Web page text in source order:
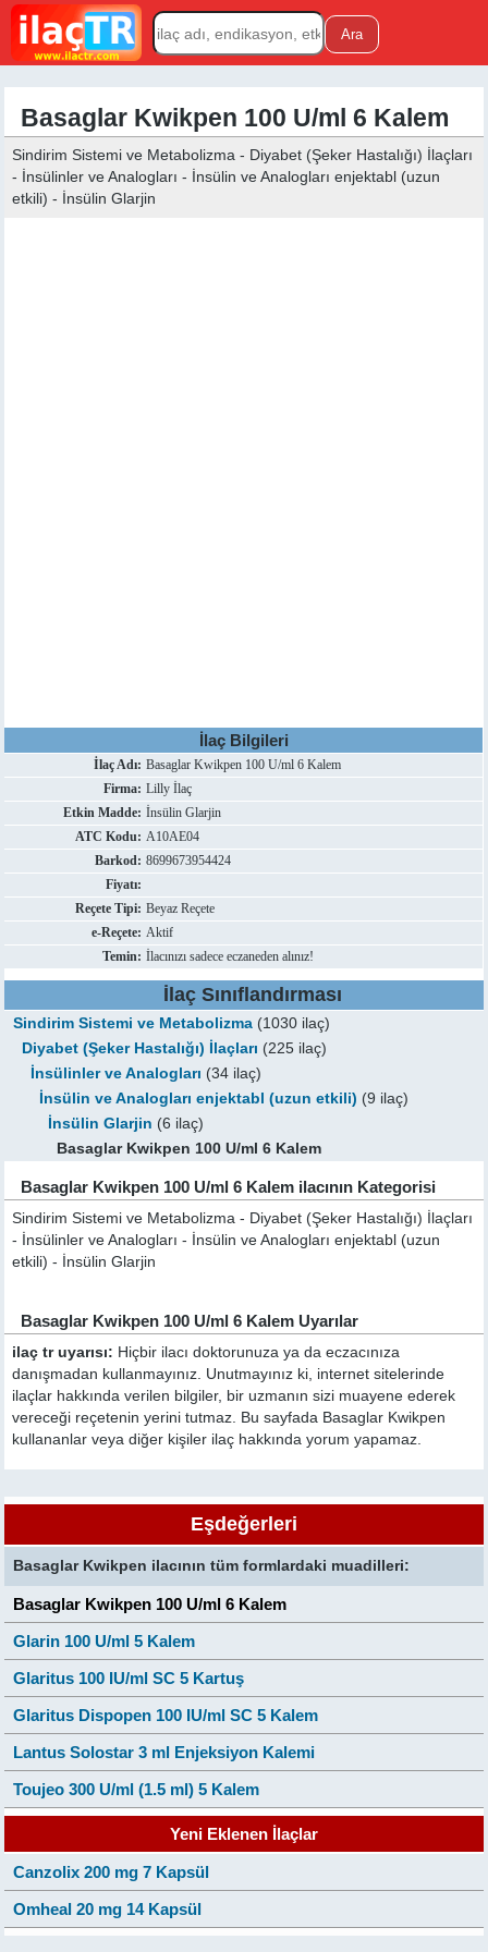
Basaglar Kwikpen 100 U/ml 6 Kalem
Sindirim Sistemi ve Metabolizma - Diyabet (Şeker Hastalığı) İlaçları
- İnsülinler ve Analogları - İnsülin ve Analogları enjektabl (uzun
etkili) - İnsülin Glarjin
İlaç Bilgileri
İlaç Adı: Basaglar Kwikpen 100 U/ml 6 Kalem
Firma: Lilly İlaç
Etkin Madde: İnsülin Glarjin
ATC Kodu: A10AE04
Barkod: 8699673954424
Fiyatı:
Reçete Tipi: Beyaz Reçete
e-Reçete: Aktif
Temin: İlacınızı sadece eczaneden alınız!
İlaç Sınıflandırması
Sindirim Sistemi ve Metabolizma (1030 ilaç)
Diyabet (Şeker Hastalığı) İlaçları (225 ilaç)
İnsülinler ve Analogları (34 ilaç)
İnsülin ve Analogları enjektabl (uzun etkili) (9 ilaç)
İnsülin Glarjin (6 ilaç)
Basaglar Kwikpen 100 U/ml 6 Kalem
Basaglar Kwikpen 100 U/ml 6 Kalem ilacının Kategorisi
Sindirim Sistemi ve Metabolizma - Diyabet (Şeker Hastalığı) İlaçları
- İnsülinler ve Analogları - İnsülin ve Analogları enjektabl (uzun
etkili) - İnsülin Glarjin
Basaglar Kwikpen 100 U/ml 6 Kalem Uyarılar
ilaç tr uyarısı: Hiçbir ilacı doktorunuza ya da eczacınıza
danışmadan kullanmayınız. Unutmayınız ki, internet sitelerinde
ilaçlar hakkında verilen bilgiler, bir uzmanın sizi muayene ederek
vereceği reçetenin yerini tutmaz. Bu sayfada Basaglar Kwikpen
kullananlar veya diğer kişiler ilaç hakkında yorum yapamaz.
Eşdeğerleri
Basaglar Kwikpen ilacının tüm formlardaki muadilleri:
Basaglar Kwikpen 100 U/ml 6 Kalem
Glarin 100 U/ml 5 Kalem
Glaritus 100 IU/ml SC 5 Kartuş
Glaritus Dispopen 100 IU/ml SC 5 Kalem
Lantus Solostar 3 ml Enjeksiyon Kalemi
Toujeo 300 U/ml (1.5 ml) 5 Kalem
Yeni Eklenen İlaçlar
Canzolix 200 mg 7 Kapsül
Omheal 20 mg 14 Kapsül